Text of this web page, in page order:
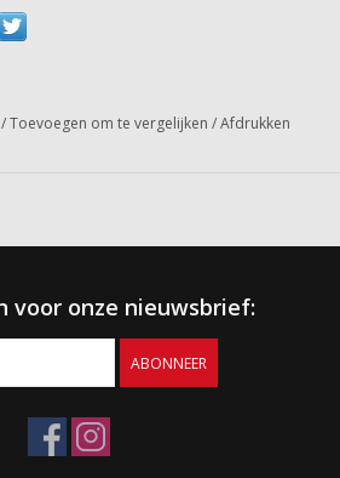
/Toevoegen om te vergelijken /Afdrukken
voor onze nieuwsbrief:
ABONNEER